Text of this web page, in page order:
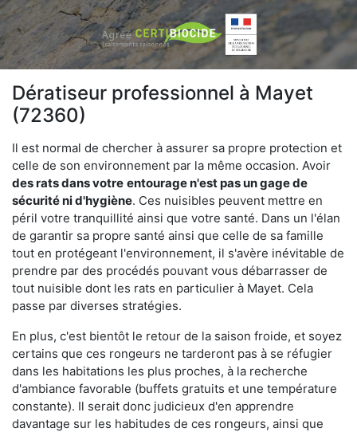
Dératiseur professionnel à Mayet
(72360)
Il est normal de chercher à assurer sa propre protection et
celle de son environnement par la même occasion. Avoir
des rats dans votre entourage n'est pas un gage de
sécurité ni d'hygiène. Ces nuisibles peuvent mettre en
péril votre tranquillité ainsi que votre santé. Dans un l'élan
de garantir sa propre santé ainsi que celle de sa famille
tout en protégeant l'environnement, il s'avère inévitable de
prendre par des procédés pouvant vous débarrasser de
tout nuisible dont les rats en particulier à Mayet. Cela
passe par diverses stratégies.
En plus, c'est bientôt le retour de la saison froide, et soyez
certains que ces rongeurs ne tarderont pas à se réfugier
dans les habitations les plus proches, à la recherche
d'ambiance favorable (buffets gratuits et une température
constante). Il serait donc judicieux d'en apprendre
davantage sur les habitudes de ces rongeurs, ainsi que